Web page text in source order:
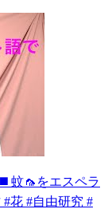
蚊🦟をエスペラ
花 #自由研究 #